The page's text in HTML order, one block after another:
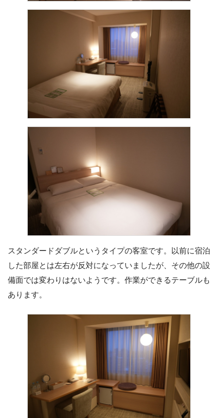
スタンダードダブルというタイプの客室です。以前に宿泊
した部屋とは左右が反対になっていましたが、その他の設
備面では変わりはないようです。作業ができるテーブルも
あります。